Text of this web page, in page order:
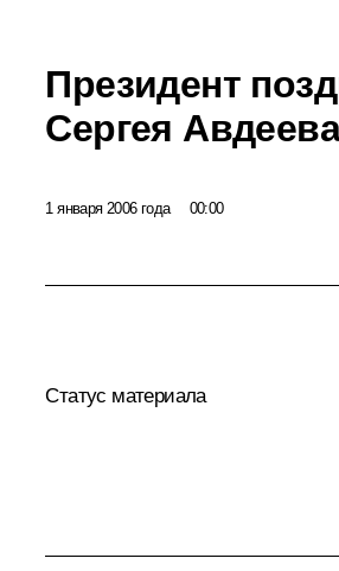
Президент
Сергея
1 января 2006 года 00:00
Статус материала